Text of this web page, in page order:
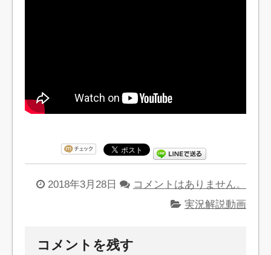
2018年3月28日
コメントはありません。
実況解説動画
コメントを残す